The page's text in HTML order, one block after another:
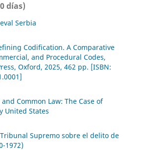
días)
Serbia
Codification. A Comparative
and Procedural Codes,
Oxford, 2025, 462 pp. [ISBN:
Common Law: The Case of
United States
Supremo sobre el delito de
1972)